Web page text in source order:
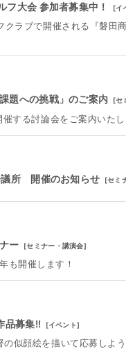
フ大会 参加者募集中！ [イ
クラブで開催される『磐田
題への挑戦」のご案内 [セ
する討論会をご案内いたし
議所 開催のお知らせ [セミ
ー [セミナー・講演会]
も開催します！
品募集!! [イベント]
似顔絵を描いて応募しよう